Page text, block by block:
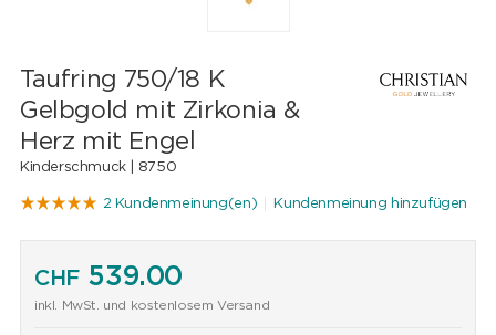
Taufring 750/18 K
Gelbgold mit Zirkonia &
Herz mit Engel
Kinderschmuck | 8750
2 Kundenmeinung(en) Kundenmeinung hinzufügen
CHF539.00
inkl. MwSt. und kostenlosem Versand